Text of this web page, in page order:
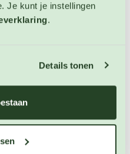
Je kunt je instellingen
.
Details tonen